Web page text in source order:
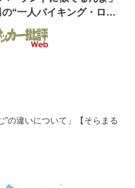
“一人バイキング・ロ
をもらった」
”の違いについて」【そらまる